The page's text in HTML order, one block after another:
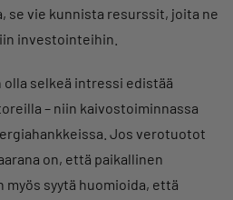
se vie kunnista resurssit, joita ne
investointeihin.
selkeä intressi edistää
– niin kaivostoiminnassa
Jos verotuotot
on, että paikallinen
myös syytä huomioida, että